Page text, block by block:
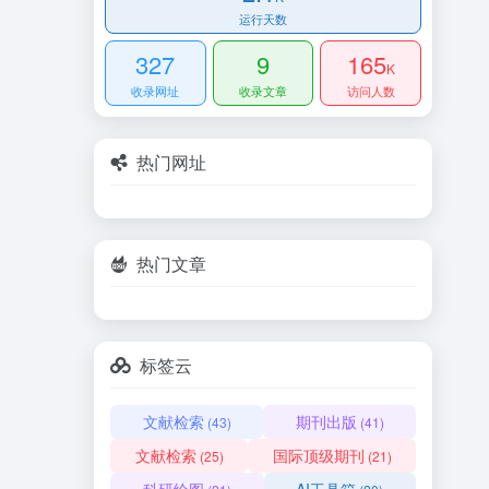
运行天数
327
收录网址
9
收录文章
165K
访问人数
热门网址
热门文章
标签云
文献检索(43) 期刊出版 (41)
文献检索(25) 国际顶级期刊 (21)